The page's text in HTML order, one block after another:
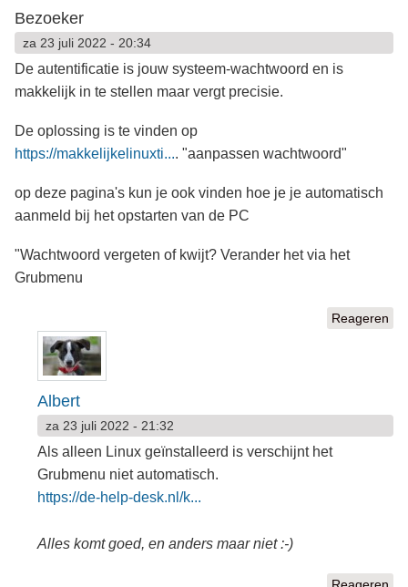
Bezoeker
za 23 juli 2022 - 20:34
De autentificatie is jouw systeem-wachtwoord en is
makkelijk in te stellen maar vergt precisie.
De oplossing is te vinden op
https://makkelijkelinuxti.... "aanpassen wachtwoord"
op deze pagina's kun je ook vinden hoe je je automatisch
aanmeld bij het opstarten van de PC
"Wachtwoord vergeten of kwijt? Verander het via het
Grubmenu
Reageren
Albert
za 23 juli 2022 - 21:32
Als alleen Linux geïnstalleerd is verschijnt het
Grubmenu niet automatisch.
https://de-help-desk.nl/k...
Alles komt goed, en anders maar niet :-)
Reageren